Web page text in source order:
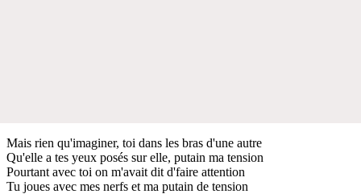
Mais rien qu'imaginer, toi dans les bras d'une autre
Qu'elle a tes yeux posés sur elle, putain ma tension
Pourtant avec toi on m'avait dit d'faire attention
Tu joues avec mes nerfs et ma putain de tension